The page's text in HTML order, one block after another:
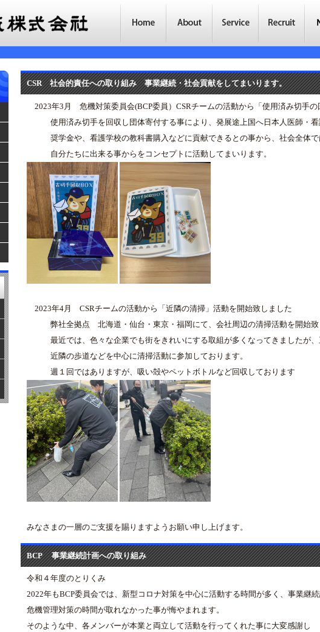
CSR 社会的責任への取り組み 事業継続・社会貢献をしてまいります。
2023年3月 危機対策委員会(BCP委員）CSRチームの活動から「使用済み切手の
使用済み切手を回収し団体寄付する事により、発展途上国へ日本人医師・看
奨学金や、看護学校の教科書購入などに貢献できるとの事から、社会全体で
自分たちに出来る事からをコンセプトに活動してまいります。
2023年4月 CSRチームの活動から「近隣の清掃」活動を開始致しました
弊社全拠点 北海道・仙台・東京・福岡にて、会社周辺の清掃活動を開始致
最近では、色々な企業でも街をきれいにする取組が多くなってきましたが、
近隣の歩道などを中心に清掃活動に参加しております。
週１回ではありますが、吸い殻やペットボトルなど回収しております
みなさまの一層のご支援を賜りますようお願い申し上げます。
BCP 事業継続計画への取り組み
令和４年度のとりくみ
2022年もBCP委員会では、新型コロナ対策を中心に活動する時間が多く、事業継
危機管理対策の時間が取れなかった事が悔やまれます。
そのような中、各メンバーが本業と両立して活動を行ってくれた事に大変感謝し